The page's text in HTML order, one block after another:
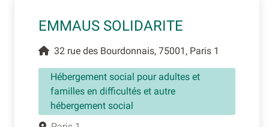
EMMAUS SOLIDARITE
32 rue des Bourdonnais, 75001, Paris 1
Hébergement social pour adultes et
familles en difficultés et autre
hébergement social